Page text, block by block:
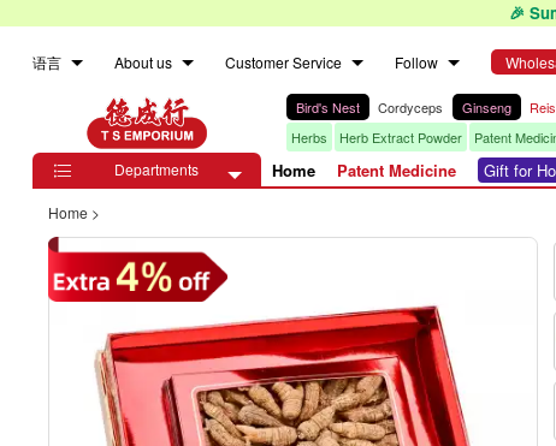
🎉
语言 About us Customer Service Follow
Bird's Nest Cordyceps Ginseng
Herbs
Herb Extract Powder
Patent

Departments Home Patent Medicine Gift for
Home >